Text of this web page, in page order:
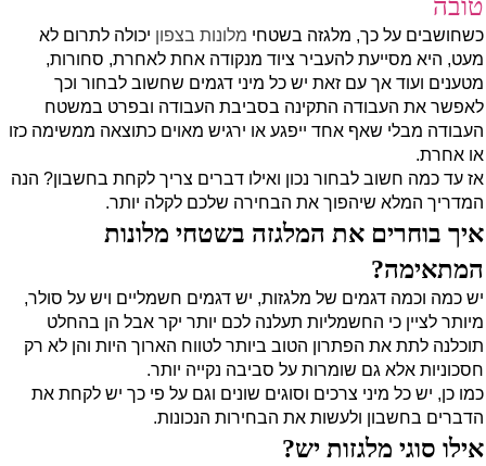
טובה
כשחושבים על כך, מלגזה בשטחי מלונות בצפון יכולה לתרום לא
מעט, היא מסייעת להעביר ציוד מנקודה אחת לאחרת, סחורות,
מטענים ועוד אך עם זאת יש כל מיני דגמים שחשוב לבחור וכך
לאפשר את העבודה התקינה בסביבת העבודה ובפרט במשטח
העבודה מבלי שאף אחד ייפגע או ירגיש מאוים כתוצאה ממשימה כזו
או אחרת.
אז עד כמה חשוב לבחור נכון ואילו דברים צריך לקחת בחשבון? הנה
המדריך המלא שיהפוך את הבחירה שלכם לקלה יותר.
איך בוחרים את המלגזה בשטחי מלונות
המתאימה?
יש כמה וכמה דגמים של מלגזות, יש דגמים חשמליים ויש על סולר,
מיותר לציין כי החשמליות תעלנה לכם יותר יקר אבל הן בהחלט
תוכלנה לתת את הפתרון הטוב ביותר לטווח הארוך היות והן לא רק
חסכוניות אלא גם שומרות על סביבה נקייה יותר.
כמו כן, יש כל מיני צרכים וסוגים שונים וגם על פי כך יש לקחת את
הדברים בחשבון ולעשות את הבחירות הנכונות.
אילו סוגי מלגזות יש?